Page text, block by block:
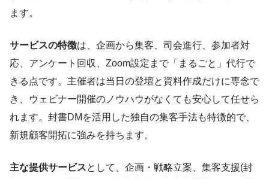
ます。
サービスの特徴は、企画から集客、司会進行、参加者対
応、アンケート回収、Zoom設定まで「まるごと」代行で
きる点です。主催者は当日の登壇と資料作成だけに専念で
き、ウェビナー開催のノウハウがなくても安心して任せら
れます。封書DMを活用した独自の集客手法も特徴的で、
新規顧客開拓に強みを持ちます。
主な提供サービスとして、企画・戦略立案、集客支援(封